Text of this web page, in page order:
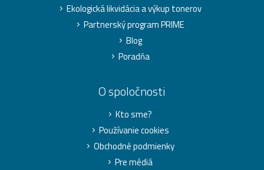
Ekologická likvidácia a výkup tonerov
Partnerský program PRIME
Blog
Poradňa
O spoločnosti
Kto sme?
Používanie cookies
Obchodné podmienky
Pre médiá